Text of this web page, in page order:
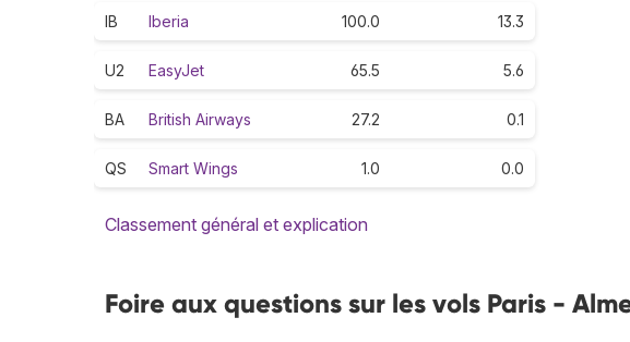
IB Iberia 100.0 13.3
U2 EasyJet 65.5 5.6
BA British Airways 27.2 0.1
QS Smart Wings 1.0 0.0
Classement général et explication
Foire aux questions sur les vols Paris -